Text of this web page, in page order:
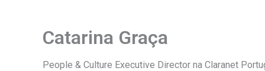
Catarina Graça
People & Culture Executive Director na Claranet